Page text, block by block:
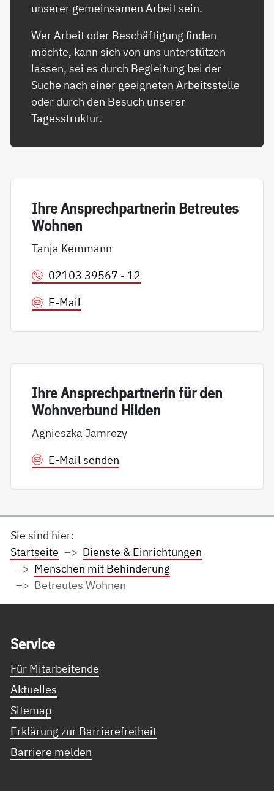
unserer gemeinsamen Arbeit sein.
Wer Arbeit oder Beschäftigung finden
möchte, kann sich von uns unterstützen
lassen, sei es durch Begleitung bei der
Suche nach einer geeigneten Arbeitsstelle
oder durch den Besuch unserer
Tagesstruktur.
Ih­re An­sp­rech­part­ne­rin Be­t­reu­tes
Woh­nen
Tanja Kemmann
02103 39567 - 12
E-Mail
Ih­re An­sp­rech­part­ne­rin für den
Wohn­ver­bund Hil­den
Agnieszka Jamrozy
E-Mail senden
Sie sind hier:
Startseite
Dienste & Einrichtungen
Menschen mit Behinderung
Betreutes Wohnen
Ser­vice
Für Mitarbeitende
Aktuelles
Sitemap
Erklärung zur Barrierefreiheit
Barriere melden